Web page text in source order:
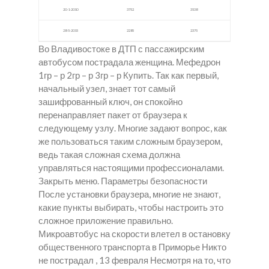
20-1-2010 3752 3538
28-5-2015 2285 2375
Во Владивостоке в ДТП с пассажирским
автобусом пострадала женщина. Мефедрон
1гр – р 2гр – р 3гр – р Купить. Так как первый,
начальный узел, знает тот самый
зашифрованный ключ, он спокойно
перенаправляет пакет от браузера к
следующему узлу. Многие задают вопрос, как
же пользоваться таким сложным браузером,
ведь такая сложная схема должна
управляться настоящими профессионалами.
Закрыть меню. Параметры безопасности
После установки браузера, многие не знают,
какие пункты выбирать, чтобы настроить это
сложное приложение правильно.
Микроавтобус на скорости влетел в остановку
общественного транспорта в Приморье Никто
не пострадал , 13 февраля Несмотря на то, что